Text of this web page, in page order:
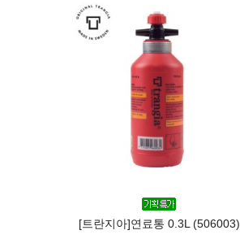
[트란지아]연료통 0.3L (506003)